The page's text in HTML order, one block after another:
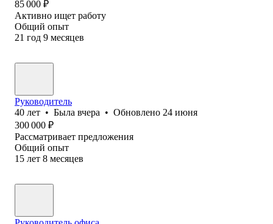
85 000 ₽
Активно ищет работу
Общий опыт
21 год 9 месяцев
Руководитель
40 лет • Была вчера • Обновлено 24 июня
300 000 ₽
Рассматривает предложения
Общий опыт
15 лет 8 месяцев